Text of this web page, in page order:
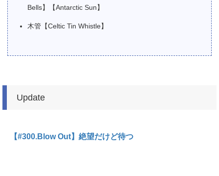
Bells】【Antarctic Sun】
木管【Celtic Tin Whistle】
Update
【#300.Blow Out】絶望だけど待つ